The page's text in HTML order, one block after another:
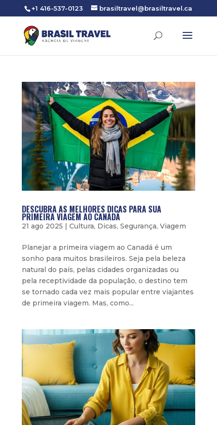
+1 416-537-0123 brasiltravel@brasiltravel.ca
DESCUBRA AS MELHORES DICAS PARA SUA
PRIMEIRA VIAGEM AO CANADÁ
21 ago 2025 Cultura, Dicas, Segurança, Viagem
Planejar a primeira viagem ao Canadá é um
sonho para muitos brasileiros. Seja pela beleza
natural do país, pelas cidades organizadas ou
pela receptividade da população, o destino tem
se tornado cada vez mais popular entre viajantes
de primeira viagem. Mas, como...